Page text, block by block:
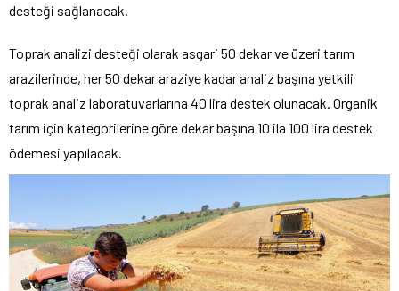
desteği sağlanacak.
Toprak analizi desteği olarak asgari 50 dekar ve üzeri tarım
arazilerinde, her 50 dekar araziye kadar analiz başına yetkili
toprak analiz laboratuvarlarına 40 lira destek olunacak. Organik
tarım için kategorilerine göre dekar başına 10 ila 100 lira destek
ödemesi yapılacak.